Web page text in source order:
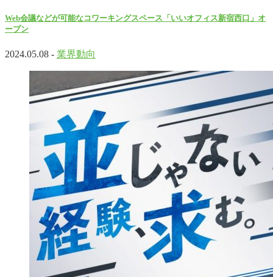
Web会議などが可能なコワーキングスペース「いいオフィス新宿西口」オ
ープン
2024.05.08 - 業界動向